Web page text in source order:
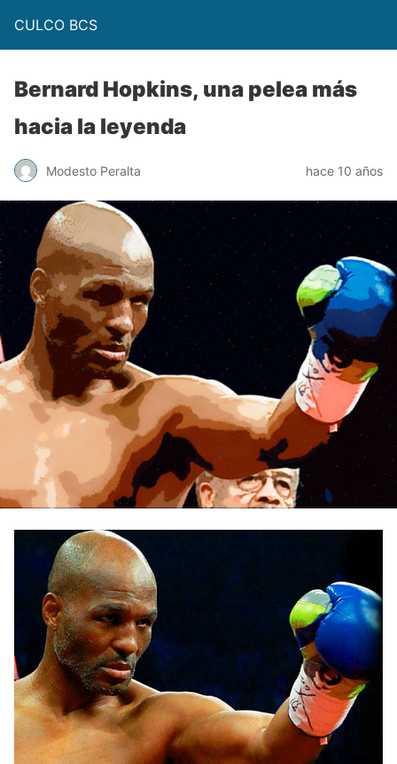
CULCO BCS
Bernard Hopkins, una pelea más
hacia la leyenda
Modesto Peralta hace 10 años